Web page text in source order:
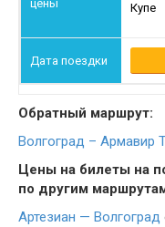
Купе
Обратный маршрут:
Волгоград – Армавир
Цены на билеты на
по другим
Артезиан — Волгоград